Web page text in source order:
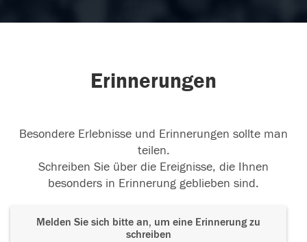
Erinnerungen
Besondere Erlebnisse und Erinnerungen sollte man
teilen.
Schreiben Sie über die Ereignisse, die Ihnen
besonders in Erinnerung geblieben sind.
Melden Sie sich bitte an, um eine Erinnerung zu
schreiben